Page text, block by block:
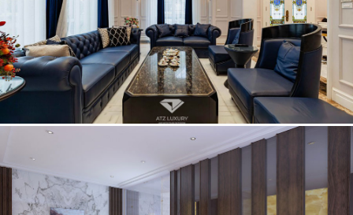
Thi công nội thất biệt thự vinhomes Riverside cho anh Chiến